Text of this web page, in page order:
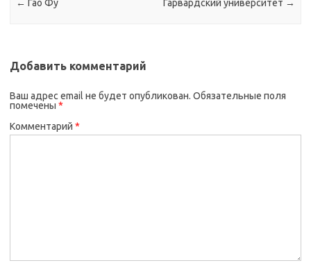
← Гао Фу Гарвардский университет →
Добавить комментарий
Ваш адрес email не будет опубликован. Обязательные поля
помечены *
Комментарий *